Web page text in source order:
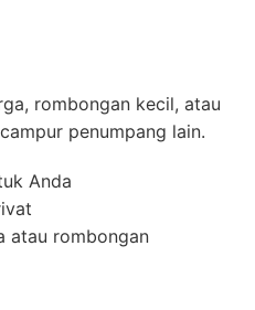
rombongan kecil, atau
penumpang lain.
Anda
atau rombongan